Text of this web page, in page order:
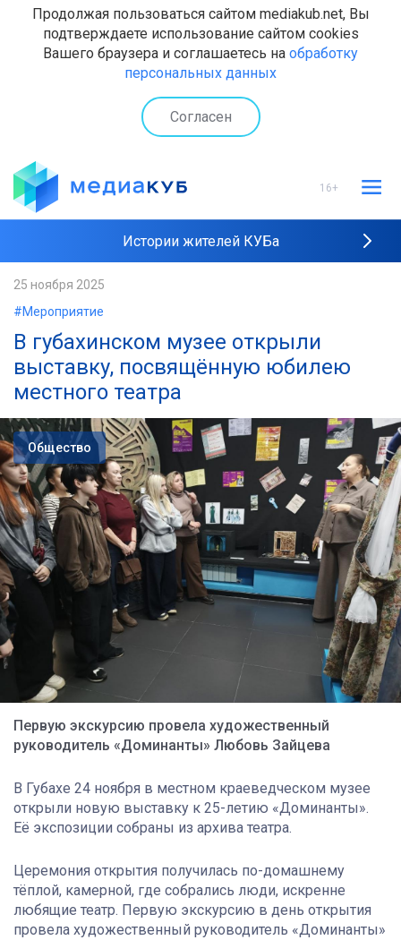
Продолжая пользоваться сайтом mediakub.net, Вы
подтверждаете использование сайтом cookies
Вашего браузера и соглашаетесь на обработку
персональных данных
Согласен
16+
Истории жителей КУБа
25 ноября 2025
#Мероприятие
В губахинском музее открыли
выставку, посвящённую юбилею
местного театра
Общество
Первую экскурсию провела художественный
руководитель «Доминанты» Любовь Зайцева
В Губахе 24 ноября в местном краеведческом музее
открыли новую выставку к 25-летию «Доминанты».
Её экспозиции собраны из архива театра.
Церемония открытия получилась по-домашнему
тёплой, камерной, где собрались люди, искренне
любящие театр. Первую экскурсию в день открытия
провела художественный руководитель «Доминанты»